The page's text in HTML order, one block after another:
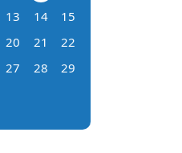
13 14
15
20 21
22
27 28
29